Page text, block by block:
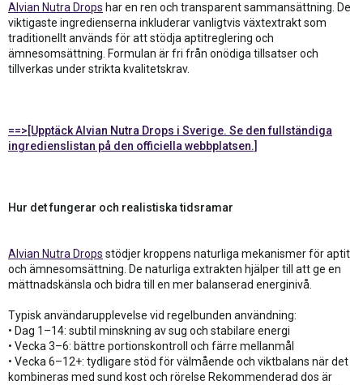
Alvian Nutra Drops har en ren och transparent sammansättning. De
viktigaste ingredienserna inkluderar vanligtvis växtextrakt som
traditionellt används för att stödja aptitreglering och
ämnesomsättning. Formulan är fri från onödiga tillsatser och
tillverkas under strikta kvalitetskrav.
==>[Upptäck Alvian Nutra Drops i Sverige. Se den fullständiga
ingredienslistan på den officiella webbplatsen.]
Hur det fungerar och realistiska tidsramar
Alvian Nutra Drops stödjer kroppens naturliga mekanismer för aptit
och ämnesomsättning. De naturliga extrakten hjälper till att ge en
mättnadskänsla och bidra till en mer balanserad energinivå.
Typisk användarupplevelse vid regelbunden användning:
• Dag 1–14: subtil minskning av sug och stabilare energi
• Vecka 3–6: bättre portionskontroll och färre mellanmål
• Vecka 6–12+: tydligare stöd för välmående och viktbalans när det
kombineras med sund kost och rörelse Rekommenderad dos är